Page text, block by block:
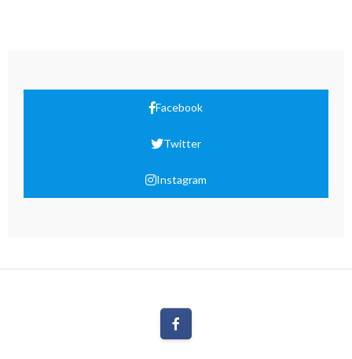
Facebook
Twitter
Instagram